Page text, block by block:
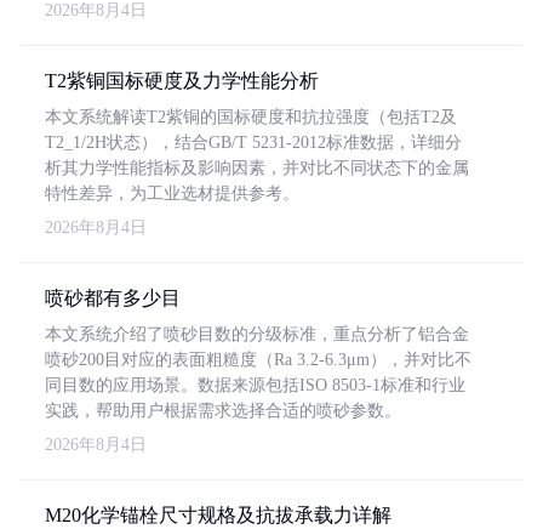
2026年8月4日
T2紫铜国标硬度及力学性能分析
本文系统解读T2紫铜的国标硬度和抗拉强度（包括T2及
T2_1/2H状态），结合GB/T 5231-2012标准数据，详细分
析其力学性能指标及影响因素，并对比不同状态下的金属
特性差异，为工业选材提供参考。
2026年8月4日
喷砂都有多少目
本文系统介绍了喷砂目数的分级标准，重点分析了铝合金
喷砂200目对应的表面粗糙度（Ra 3.2-6.3μm），并对比不
同目数的应用场景。数据来源包括ISO 8503-1标准和行业
实践，帮助用户根据需求选择合适的喷砂参数。
2026年8月4日
M20化学锚栓尺寸规格及抗拔承载力详解